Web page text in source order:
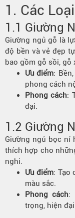
1. Các
1.1 Giường
Giường ngủ gỗ là
độ bền và vẻ đẹp
bao gồm gỗ sồi, gỗ
Ưu điểm:
phong cách
Phong cách:
đại.
1.2 Giường
Giường ngủ bọc nỉ
thích hợp cho
nghi.
Ưu điểm: Tạo
màu sắc.
Phong cách:
trọng, hiện